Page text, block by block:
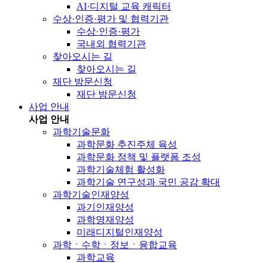
AI·디지털 교육 캐릭터
수상·인증·평가 및 협력기관
수상·인증·평가
국내외 협력기관
찾아오시는 길
찾아오시는 길
재단 방문신청
재단 방문신청
사업 안내
사업 안내
과학기술문화
과학문화 추진주체 육성
과학문화 정책 및 플랫폼 조성
과학기술체험 활성화
과학기술 연구성과 국민 공감 확대
과학기술인재양성
과기인재양성
과학영재양성
미래디지털인재양성
과학ㆍ수학ㆍ정보ㆍ융합교육
과학교육